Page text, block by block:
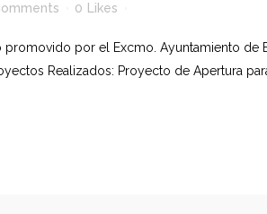
0 Likes
por el Excmo. Ayuntamiento
Realizados: Proyecto de Apertura